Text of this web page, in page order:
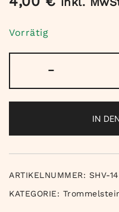
Vorrätig
-
IN
ARTIKELNUMMER: SHV-14
KATEGORIE: